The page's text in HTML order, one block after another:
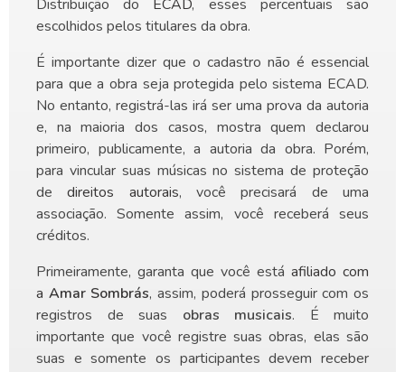
Distribuição do ECAD, esses percentuais são
escolhidos pelos titulares da obra.
É importante dizer que o cadastro não é essencial
para que a obra seja protegida pelo sistema ECAD.
No entanto, registrá-las irá ser uma prova da autoria
e, na maioria dos casos, mostra quem declarou
primeiro, publicamente, a autoria da obra. Porém,
para vincular suas músicas no sistema de proteção
dedireitos autorais, você precisará de uma
associação. Somente assim, você receberá seus
créditos.
Primeiramente, garanta que você está afiliado com
a Amar Sombrás, assim, poderá prosseguir com os
registros de suas obras musicais. É muito
importante que você registre suas obras, elas são
suas e somente os participantes devem receber